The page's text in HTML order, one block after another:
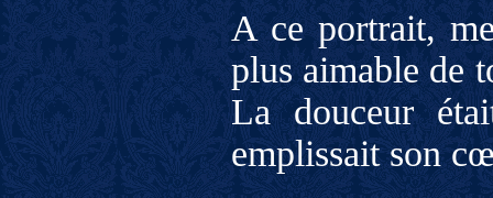
A ce portrait,
plus aimable de
La douceur
emplissait son